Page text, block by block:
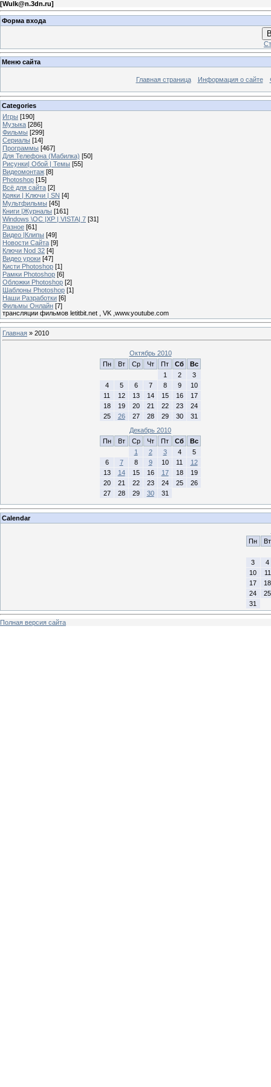
[Wulk@n.3dn.ru]
Форма входа
Меню сайта
Главная страница Информация о сайте
Categories
Игры [190]
Музыка [286]
Фильмы [299]
Сериалы [14]
Программы [467]
Для Телефона (Мабилка) [50]
Рисунки| Обой | Темы [55]
Видеомонтаж [8]
Photoshop [15]
Всё для сайта [2]
Кряки | Kлючи | SN [4]
Мультфильмы [45]
Книги |Журналы [161]
Windows \OC |XP | VISTA| 7 [31]
Разное [61]
Видео |Клипы [49]
Новости Сайта [9]
Ключи Nod 32 [4]
Видео уроки [47]
Кисти Photoshop [1]
Рамки Photoshop [6]
Обложки Photoshop [2]
Шаблоны Photoshop [1]
Наши Разработки [6]
Фильмы Онлайн [7]
трансляции фильмов letitbit.net , VK ,www.youtube.com
Главная » 2010
Октябрь 2010
Пн
Вт Ср Чт Пт Сб
Вс
1
2
3
4
5 6 7 8 9
10
11
12 13 14 15 16
17
18
19 20 21 22 23
24
25
26 27 28 29 30
31
Декабрь 2010
Пн
Вт Ср Чт Пт Сб
Вс
1
2 3 4
5
6
7 8 9 10 11
12
13
14 15 16 17 18
19
20
21 22 23 24 25
26
27
28 29 30 31
Calendar
Пн
Вт
3
4
10
11
17
18
24
25
31
Полная версия сайта